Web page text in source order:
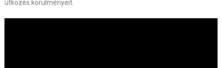
ütközés körülményeit.